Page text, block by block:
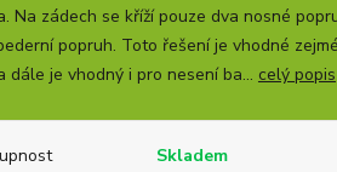
Na zádech se kříží pouze dva nosné
popruh. Toto řešení je vhodné
dále je vhodný i pro nesení ba... celý popis
Skladem